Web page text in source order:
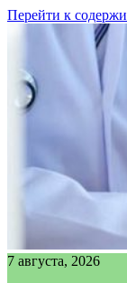
Перейти к
7 августа, 2026